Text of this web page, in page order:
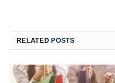
RELATED POSTS